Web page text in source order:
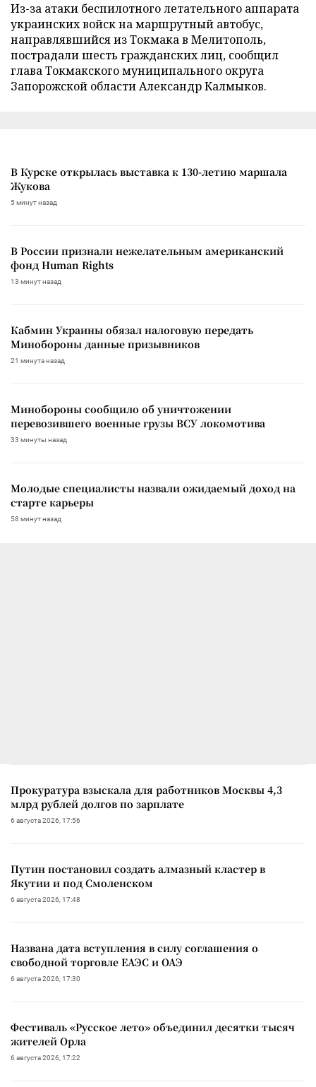
Из-за атаки беспилотного летательного аппарата
украинских войск на маршрутный автобус,
направлявшийся из Токмака в Мелитополь,
пострадали шесть гражданских лиц, сообщил
глава Токмакского муниципального округа
Запорожской области Александр Калмыков.
В Курске открылась выставка к 130-летию маршала
Жукова
5 минут назад
В России признали нежелательным американский
фонд Human Rights
13 минут назад
Кабмин Украины обязал налоговую передать
Минобороны данные призывников
21 минута назад
Минобороны сообщило об уничтожении
перевозившего военные грузы ВСУ локомотива
33 минуты назад
Молодые специалисты назвали ожидаемый доход на
старте карьеры
58 минут назад
Прокуратура взыскала для работников Москвы 4,3
млрд рублей долгов по зарплате
6 августа 2026, 17:56
Путин постановил создать алмазный кластер в
Якутии и под Смоленском
6 августа 2026, 17:48
Названа дата вступления в силу соглашения о
свободной торговле ЕАЭС и ОАЭ
6 августа 2026, 17:30
Фестиваль «Русское лето» объединил десятки тысяч
жителей Орла
6 августа 2026, 17:22